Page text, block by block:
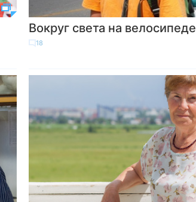
Вокруг света на велосипеде
18